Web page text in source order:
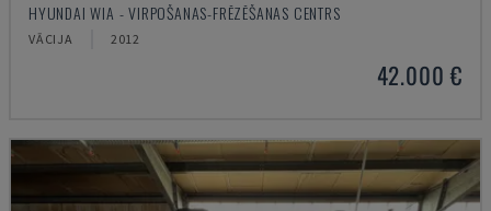
HYUNDAI WIA - VIRPOŠANAS-FRĒZĒŠANAS CENTRS
VĀCIJA 2012
42.000 €